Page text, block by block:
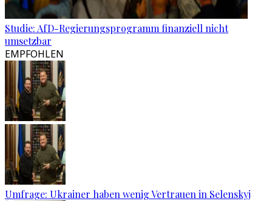
Studie: AfD-Regierungsprogramm finanziell nicht
umsetzbar
EMPFOHLEN
Umfrage: Ukrainer haben wenig Vertrauen in Selenskyj